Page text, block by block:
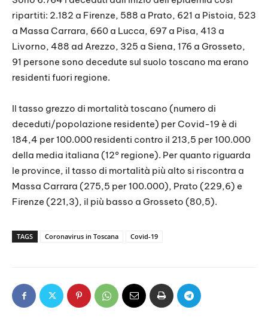
ripartiti: 2.182 a Firenze, 588 a Prato, 621 a Pistoia, 523
a Massa Carrara, 660 a Lucca, 697 a Pisa, 413 a
Livorno, 488 ad Arezzo, 325 a Siena, 176 a Grosseto,
91 persone sono decedute sul suolo toscano ma erano
residenti fuori regione.
Il tasso grezzo di mortalità toscano (numero di
deceduti/popolazione residente) per Covid-19 è di
184,4 per 100.000 residenti contro il 213,5 per 100.000
della media italiana (12° regione). Per quanto riguarda
le province, il tasso di mortalità più alto si riscontra a
Massa Carrara (275,5 per 100.000), Prato (229,6) e
Firenze (221,3), il più basso a Grosseto (80,5).
TAGS Coronavirus in Toscana Covid-19